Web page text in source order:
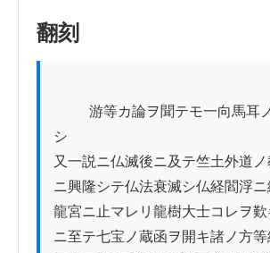
翻刻
シ
又一説ニ仏滅後ニ及テ竺土外道ノ
ニ興隆シテ仏法衰滅シ仏経閻浮
龍宮ニ止マレリ龍樹大士コレヲ
ニ至テ七宝ノ蔵函ヲ開キ諸ノ方